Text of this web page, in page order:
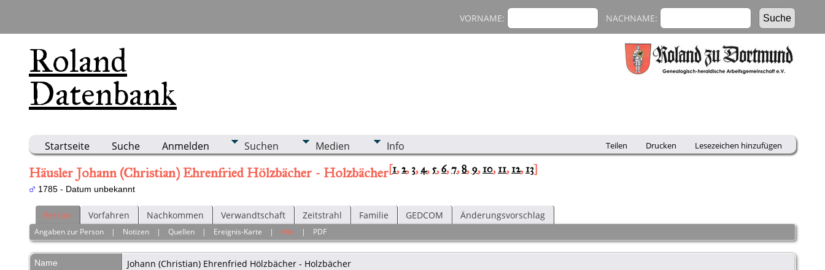
Roland
Datenbank
VORNAME: NACHNAME:
Startseite Suche Anmelden Suchen Medien Info Teilen Drucken Lesezeichen hinzufügen
Häusler Johann (Christian) Ehrenfried Hölzbächer - Holzbächer[1,2,3,4,5,6,7,8,9,10,11,12,13]
1785 - Datum unbekannt
Person Vorfahren Nachkommen Verwandtschaft Zeitstrahl Familie GEDCOM Änderungsvorschlag
Angaben zur Person | Notizen |Quellen | Ereignis-Karte |Alle | PDF
Name Johann (Christian) Ehrenfried Hölzbächer - Holzbächer